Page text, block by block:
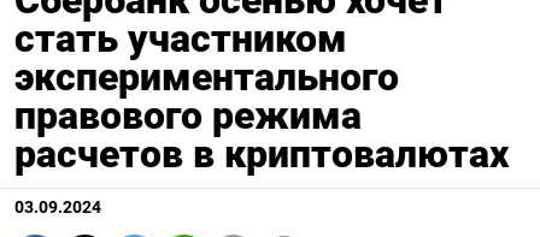
стать участником
экспериментального
правового режима
расчетов в криптовалютах
03.09.2024